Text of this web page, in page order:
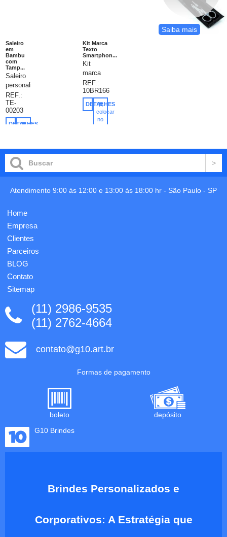
Saleiro
em
Bambu
com
Tamp...
Saleiro
personalizado,
saleiro
em
bambu,
personalização
11x10,5x8,5cm,
embalado
Individualmente
em
preta,
da
embalagem:
11x...
REF.:
TE-
00203
DETALHES
Kit Marca
Texto
Smartphon...
Kit
marca
texto
em
estojo
em
formato
contém
canetas
textos.
REF.:
10BR166
DETALHES
colocar
no
Saiba mais
Atendimento 9:00 às 12:00 e 13:00 às 18:00 hr - São Paulo - SP
Home
Empresa
Clientes
Parceiros
BLOG
Contato
Sitemap
(11) 2986-9535
(11) 2762-4664
contato@g10.art.br
Formas de pagamento
boleto
depósito
G10 Brindes
Brindes Personalizados e
Corporativos: A Estratégia que